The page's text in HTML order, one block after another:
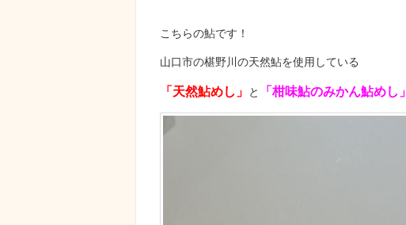
こちらの鮎です！
山口市の椹野川の天然鮎を使用している
「天然鮎めし」 と 「柑味鮎のみかん鮎めし」